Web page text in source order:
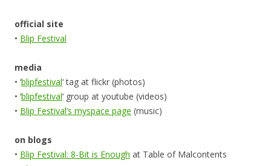
official site
• Blip Festival
media
• ‘blipfestival‘ tag at flickr (photos)
• ‘blipfestival‘ group at youtube (videos)
• Blip Festival’s myspace page (music)
on blogs
• Blip Festival: 8-Bit is Enough at Table of Malcontents